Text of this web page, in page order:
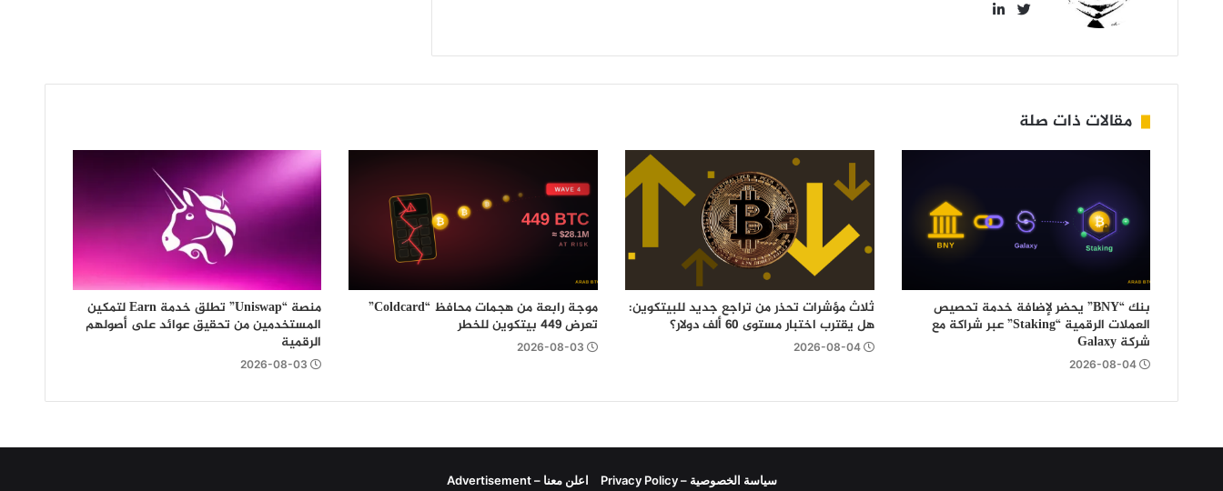
التداول: هل تستعد لموجة صعود جديدة؟
مقالات ذات صلة
بنك “BNY” يحضر لإضافة خدمة تحصيص
العملات الرقمية “Staking” عبر شراكة مع
شركة Galaxy
2026-08-04
ثلاث مؤشرات تحذر من تراجع جديد للبيتكوين:
هل يقترب اختبار مستوى 60 ألف دولار؟
2026-08-04
موجة رابعة من هجمات محافظ “Coldcard”
تعرض 449 بيتكوين للخطر
2026-08-03
منصة “Uniswap” تطلق خدمة Earn لتمكين
المستخدمين من تحقيق عوائد على أصولهم
الرقمية
2026-08-03
سياسة الخصوصية – Privacy Policy اعلن معنا – Advertisement